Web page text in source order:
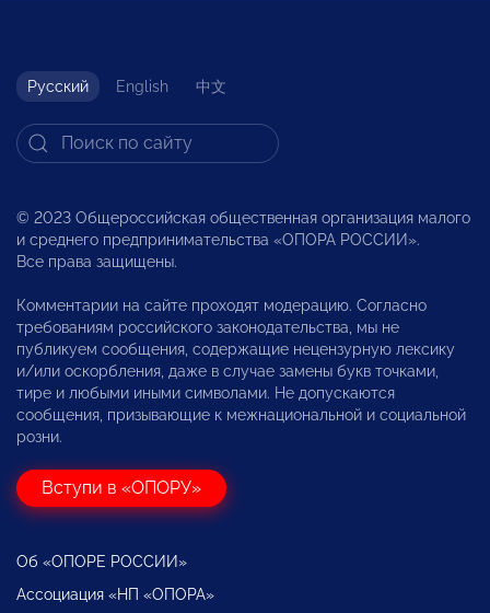
Русский English 中文
© 2023 Общероссийская общественная организация малого
и среднего предпринимательства «ОПОРА РОССИИ».
Все права защищены.
Комментарии на сайте проходят модерацию. Согласно
требованиям российского законодательства, мы не
публикуем сообщения, содержащие нецензурную лексику
и/или оскорбления, даже в случае замены букв точками,
тире и любыми иными символами. Не допускаются
сообщения, призывающие к межнациональной и социальной
розни.
Вступи в «ОПОРУ»
Об «ОПОРЕ РОССИИ»
Ассоциация «НП «ОПОРА»